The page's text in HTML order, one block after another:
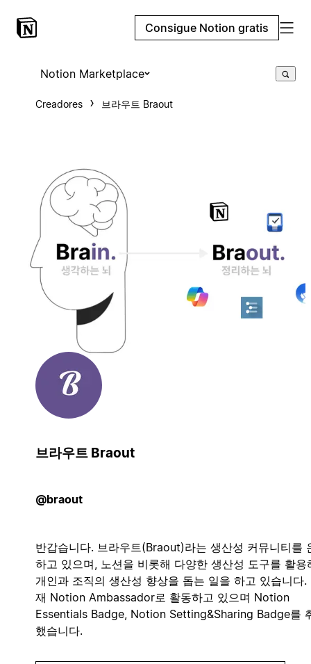
Consigue Notion gratis
Notion Marketplace
Creadores 브라우트 Braout
브라우트 Braout
@braout
반갑습니다. 브라우트(Braout)라는 생산성 커뮤니티를
하고 있으며, 노션을 비롯해 다양한 생산성 도구를 활용
개인과 조직의 생산성 향상을 돕는 일을 하고 있습니다.
재 Notion Ambassador로 활동하고 있으며 Notion
Essentials Badge, Notion Setting&Sharing Badge를
했습니다.